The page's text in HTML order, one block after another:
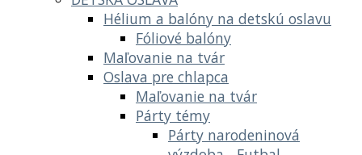
Hélium a balóny na detskú oslavu
Fóliové balóny
Maľovanie na tvár
Oslava pre chlapca
Maľovanie na tvár
Párty témy
Párty narodeninová